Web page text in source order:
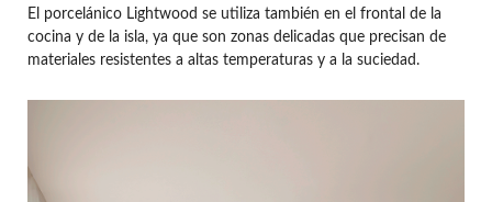
El porcelánico Lightwood se utiliza también en el frontal de la
cocina y de la isla, ya que son zonas delicadas que precisan de
materiales resistentes a altas temperaturas y a la suciedad.